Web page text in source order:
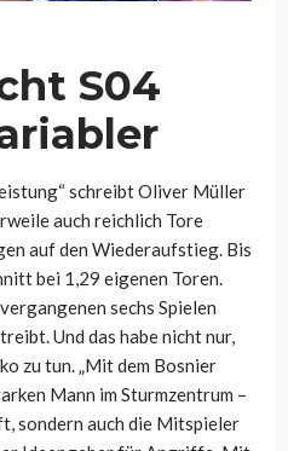
S04
schreibt Oliver Müller
auch reichlich Tore
auf den Wiederaufstieg. Bis
bei 1,29 eigenen Toren.
sechs Spielen
Und das habe nicht nur,
zu tun. „Mit dem Bosnier
Mann im Sturmzentrum –
sondern auch die Mitspieler